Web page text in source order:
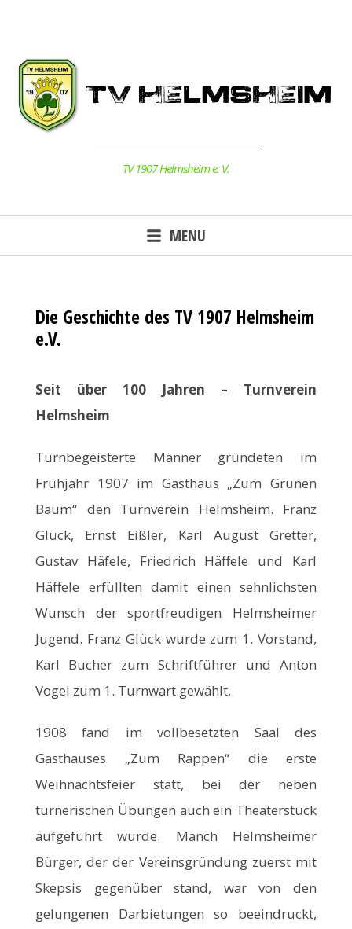
content
TV 1907 Helmsheim e. V.
MENU
Die Geschichte des TV 1907 Helmsheim
e.V.
Seit über 100 Jahren – Turnverein
Helmsheim
Turnbegeisterte Männer gründeten im
Frühjahr 1907 im Gasthaus „Zum Grünen
Baum“ den Turnverein Helmsheim. Franz
Glück, Ernst Eißler, Karl August Gretter,
Gustav Häfele, Friedrich Häffele und Karl
Häffele erfüllten damit einen sehnlichsten
Wunsch der sportfreudigen Helmsheimer
Jugend. Franz Glück wurde zum 1. Vorstand,
Karl Bucher zum Schriftführer und Anton
Vogel zum 1. Turnwart gewählt.
1908 fand im vollbesetzten Saal des
Gasthauses „Zum Rappen“ die erste
Weihnachtsfeier statt, bei der neben
turnerischen Übungen auch ein Theaterstück
aufgeführt wurde. Manch Helmsheimer
Bürger, der der Vereinsgründung zuerst mit
Skepsis gegenüber stand, war von den
gelungenen Darbietungen so beeindruckt,